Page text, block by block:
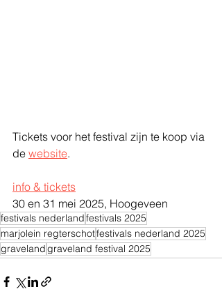
Tickets voor het festival zijn te koop via
de website.
info & tickets
30 en 31 mei 2025, Hoogeveen
festivals nederlandfestivals 2025
marjolein regterschotfestivals nederland 2025
gravelandgraveland festival 2025